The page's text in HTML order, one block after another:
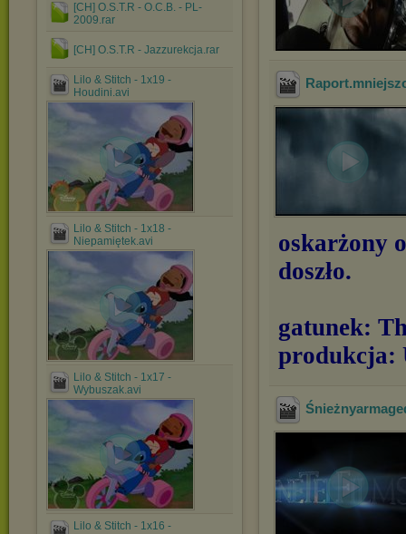
[CH] O.S.T.R - O.C.B. - PL-
2009.rar
[CH] O.S.T.R - Jazzurekcja.rar
Lilo & Stitch - 1x19 -
Houdini.avi
Lilo & Stitch - 1x18 -
Niepamiętek.avi
Lilo & Stitch - 1x17 -
Wybuszak.avi
Lilo & Stitch - 1x16 -
oskarżony
doszło.
gatunek:
produkcja: